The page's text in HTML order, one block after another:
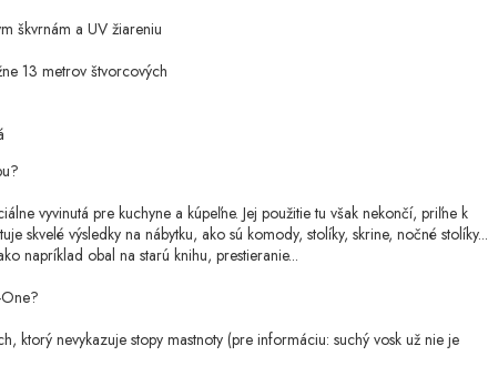
škvrnám a UV žiareniu
13 metrov štvorcových
vyvinutá pre kuchyne a kúpeľne. Jej použitie tu však nekončí, priľne k
skvelé výsledky na nábytku, ako sú komody, stolíky, skrine, nočné stolíky...
napríklad obal na starú knihu, prestieranie...
ktorý nevykazuje stopy mastnoty (pre informáciu: suchý vosk už nie je